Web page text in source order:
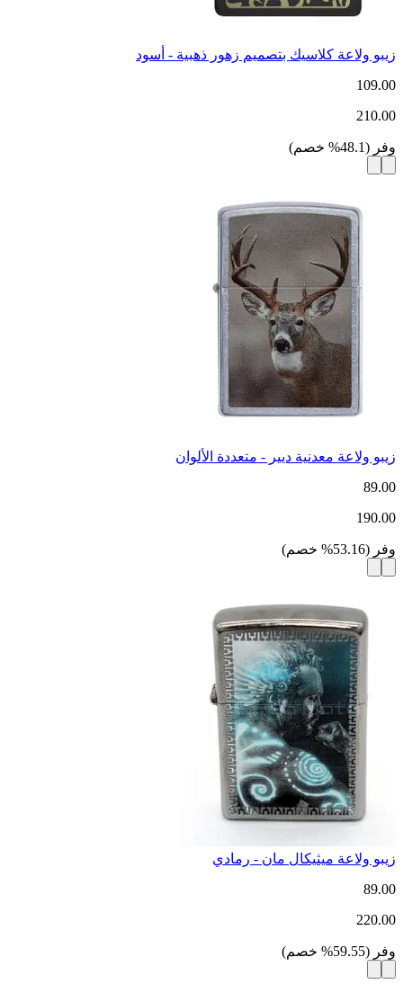
زيبو ولاعة كلاسيك بتصميم زهور ذهبية - أسود
109.00
210.00
وفر (
48.1
% خصم)
زيبو ولاعة معدنية ديير - متعددة الألوان
89.00
190.00
وفر (
53.16
% خصم)
زيبو ولاعة ميثيكال مان - رمادي
89.00
220.00
وفر (
59.55
% خصم)